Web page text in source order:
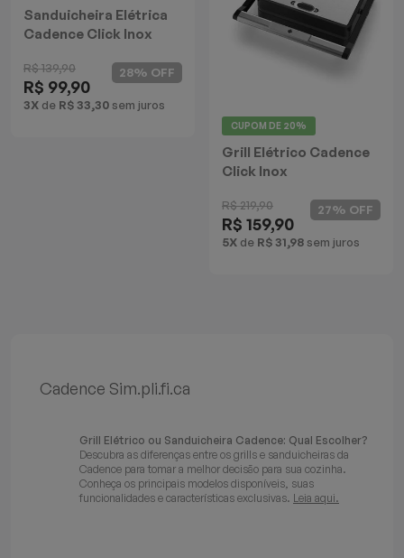
Sanduicheira Elétrica
Cadence Click Inox
R$ 139,90
R$ 99,90
3X de R$ 33,30 sem juros
28% OFF
CUPOM DE 20%
Grill Elétrico Cadence
Click Inox
R$ 219,90
R$ 159,90
5X de R$ 31,98 sem juros
27% OFF
Cadence Sim.pli.fi.ca
Grill Elétrico ou Sanduicheira Cadence: Qual Escolher?
Descubra as diferenças entre os grills e sanduicheiras da
Cadence para tomar a melhor decisão para sua cozinha.
Conheça os principais modelos disponíveis, suas
funcionalidades e características exclusivas. Leia aqui.
Cooktops
Batedeiras